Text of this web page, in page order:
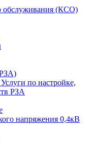
обслуживания (КСО)
по настройке,
РЗА
напряжения 0,4кВ